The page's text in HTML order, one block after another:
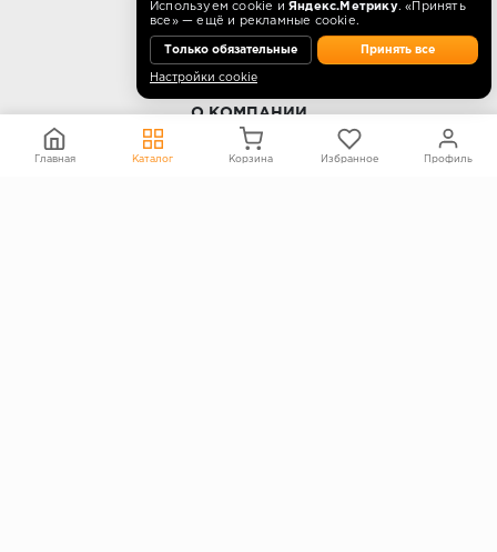
10:00 - 18:00 пн-пт.
О КОМПАНИИ
Контакты
Используем cookie и Яндекс.Метрику. «Принять
все» — ещё и рекламные cookie.
Только обязательные Принять все
Настройки cookie
Главная Каталог Корзина Избранное Профиль